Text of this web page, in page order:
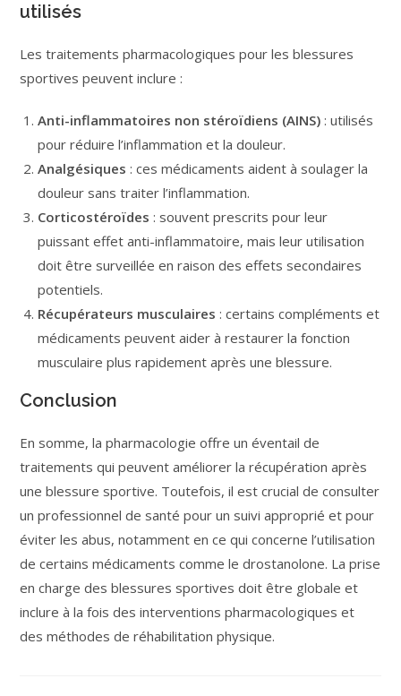
utilisés
Les traitements pharmacologiques pour les blessures
sportives peuvent inclure :
Anti-inflammatoires non stéroïdiens (AINS) : utilisés
pour réduire l’inflammation et la douleur.
Analgésiques : ces médicaments aident à soulager la
douleur sans traiter l’inflammation.
Corticostéroïdes : souvent prescrits pour leur
puissant effet anti-inflammatoire, mais leur utilisation
doit être surveillée en raison des effets secondaires
potentiels.
Récupérateurs musculaires : certains compléments et
médicaments peuvent aider à restaurer la fonction
musculaire plus rapidement après une blessure.
Conclusion
En somme, la pharmacologie offre un éventail de
traitements qui peuvent améliorer la récupération après
une blessure sportive. Toutefois, il est crucial de consulter
un professionnel de santé pour un suivi approprié et pour
éviter les abus, notamment en ce qui concerne l’utilisation
de certains médicaments comme le drostanolone. La prise
en charge des blessures sportives doit être globale et
inclure à la fois des interventions pharmacologiques et
des méthodes de réhabilitation physique.